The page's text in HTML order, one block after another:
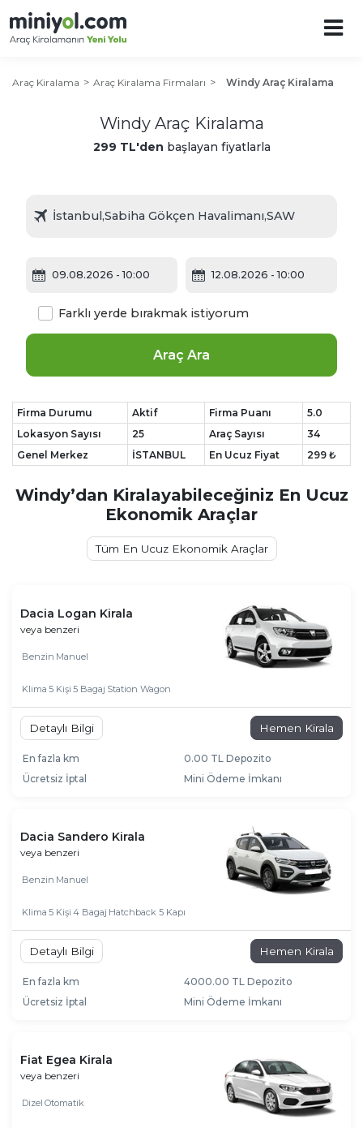
Araç Kiralama Araç Kiralama Firmaları Windy Araç Kiralama
Windy Araç Kiralama
299 TL'den başlayan fiyatlarla
09.08.2026 - 10:00 12.08.2026 - 10:00
Araç Ara
Farklı yerde bırakmak istiyorum
Firma Durumu Aktif Firma Puanı
5.0
Lokasyon Sayısı
25 Araç Sayısı
34
Genel Merkez
İSTANBUL En Ucuz Fiyat 299 ₺
Windy’dan Kiralayabileceğiniz En Ucuz
Ekonomik Araçlar
Tüm En Ucuz Ekonomik Araçlar
Dacia Logan Kirala
veya benzeri
Benzin Manuel
Klima 5 Kişi 5 Bagaj Station Wagon
Detaylı Bilgi Hemen Kirala
En fazla km
0.00 TL Depozito
Ücretsiz İptal
Mini Ödeme İmkanı
Dacia Sandero Kirala
veya benzeri
Benzin Manuel
Klima 5 Kişi 4 Bagaj Hatchback 5 Kapı
Detaylı Bilgi Hemen Kirala
En fazla km
4000.00 TL Depozito
Ücretsiz İptal
Mini Ödeme İmkanı
Fiat Egea Kirala
veya benzeri
Dizel Otomatik